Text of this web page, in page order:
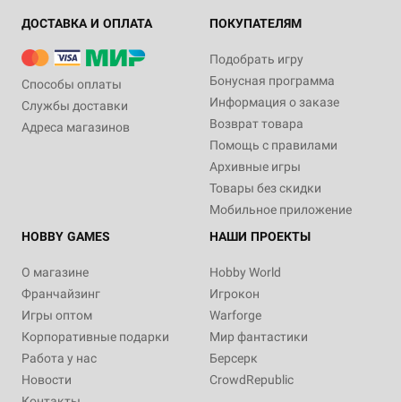
ДОСТАВКА И ОПЛАТА
Способы оплаты
Службы доставки
Адреса магазинов
ПОКУПАТЕЛЯМ
Подобрать игру
Бонусная программа
Информация о заказе
Возврат товара
Помощь с правилами
Архивные игры
Товары без скидки
Мобильное приложение
HOBBY GAMES
О магазине
Франчайзинг
Игры оптом
Корпоративные подарки
Работа у нас
Новости
НАШИ ПРОЕКТЫ
Hobby World
Игрокон
Warforge
Мир фантастики
Берсерк
CrowdRepublic